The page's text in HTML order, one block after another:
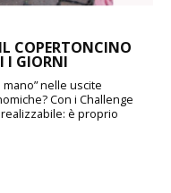
COPERTONCINO
I GIORNI
nelle uscite
Con i Challenge
è proprio